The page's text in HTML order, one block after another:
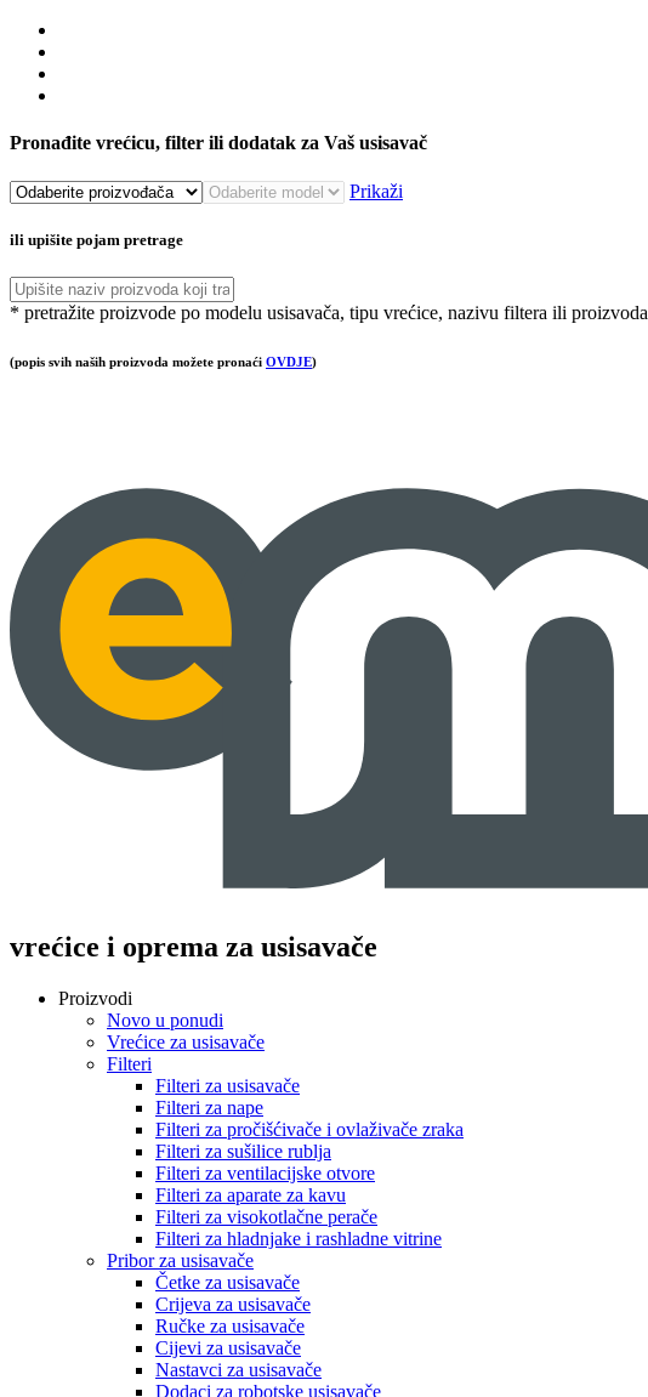
Pronađite vrećicu, filter ili dodatak za Vaš usisavač
Prikaži
ili upišite pojam pretrage
* pretražite proizvode po modelu usisavača, tipu vrećice, nazivu filtera ili proizvoda
(popis svih naših proizvoda možete pronaći OVDJE)
vrećice i oprema za usisavače
Proizvodi
Novo u ponudi
Vrećice za usisavače
Filteri
Filteri za usisavače
Filteri za nape
Filteri za pročišćivače i ovlaživače zraka
Filteri za sušilice rublja
Filteri za ventilacijske otvore
Filteri za aparate za kavu
Filteri za visokotlačne perače
Filteri za hladnjake i rashladne vitrine
Pribor za usisavače
Četke za usisavače
Crijeva za usisavače
Ručke za usisavače
Cijevi za usisavače
Nastavci za usisavače
Dodaci za robotske usisavače